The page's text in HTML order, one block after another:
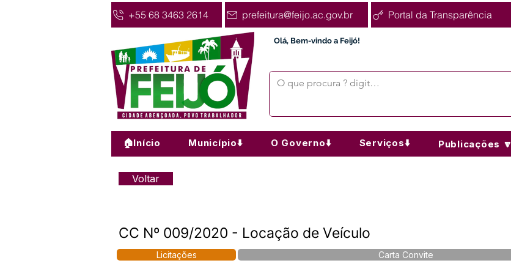
+55 68 3463 2614 prefeitura@feijo.ac.gov.br Portal da Transparência
Olá, Bem-vindo a Feijó!
🏠Início Município⬇️ O Governo⬇️ Serviços⬇️ Publicações 🔽
Voltar
CC Nº 009/2020 - Locação de Veículo
Licitações Carta Convite